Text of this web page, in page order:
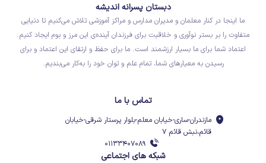
دبستان پسرانه اندیشه
ما اینجا در کنار معلمان و مدیران مدارس و مراکز آموزشی تلاش می‌کنیم تا دنیایی
متفاوت را بر بستر نوآوری و خلاقیت برای فرزندان آینده‌ی این مرز و بوم ایجاد کنیم.
اعتماد شما برای ما بسیار ارزشمند است. ما برای حفظ و ارتقای این اعتماد و برای
رسیدن به معیارهای شما، تمام علم و توان خود را به‌کار می‌بندیم.
تماس با ما
مازندران-ساری-خیابان معلم-بلوار پرستار شرقی-خیابان
قائم،نبش قائم ۷
۰۱۱۳۳۴۰۷۰۸۹
شبکه های اجتماعی